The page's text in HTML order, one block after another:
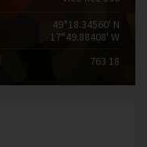
49°18.34560' N
17°49.88408' W
763 18